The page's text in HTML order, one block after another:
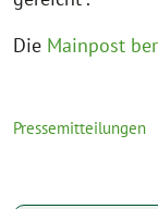
Die Mainpost
Pressemitteilungen